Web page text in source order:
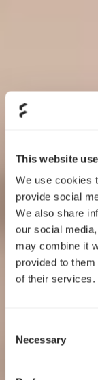
This website
We use cookies
provide social
We also share
our social
may combine it
provided to
of their services.
Selection
Necessary